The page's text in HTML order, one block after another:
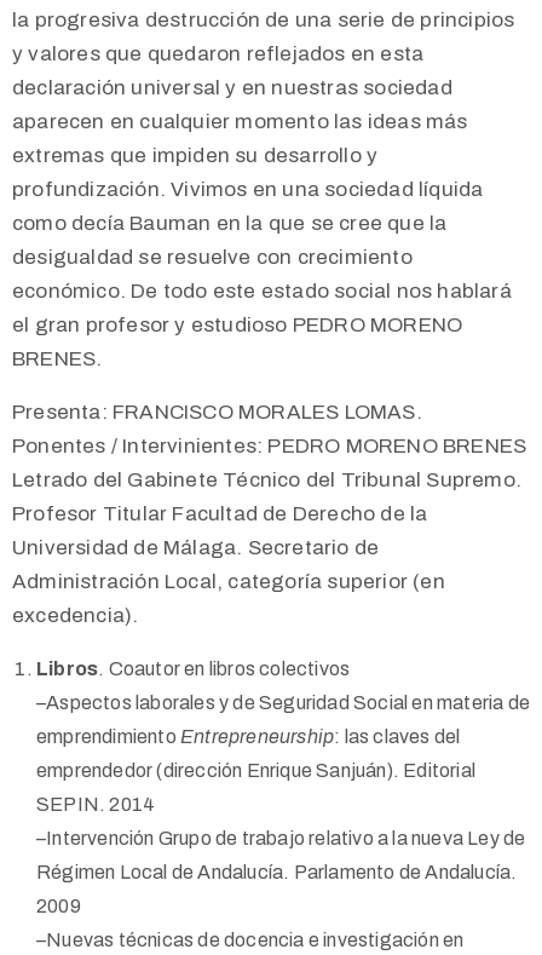
la progresiva destrucción de una serie de principios
y valores que quedaron reflejados en esta
declaración universal y en nuestras sociedad
aparecen en cualquier momento las ideas más
extremas que impiden su desarrollo y
profundización. Vivimos en una sociedad líquida
como decía Bauman en la que se cree que la
desigualdad se resuelve con crecimiento
económico. De todo este estado social nos hablará
el gran profesor y estudioso PEDRO MORENO
BRENES.
Presenta: FRANCISCO MORALES LOMAS.
Ponentes / Intervinientes: PEDRO MORENO BRENES
Letrado del Gabinete Técnico del Tribunal Supremo.
Profesor Titular Facultad de Derecho de la
Universidad de Málaga. Secretario de
Administración Local, categoría superior (en
excedencia).
Libros. Coautor en libros colectivos
–Aspectos laborales y de Seguridad Social en materia de
emprendimiento Entrepreneurship: las claves del
emprendedor (dirección Enrique Sanjuán). Editorial
SEPIN. 2014
–Intervención Grupo de trabajo relativo a la nueva Ley de
Régimen Local de Andalucía. Parlamento de Andalucía.
2009
–Nuevas técnicas de docencia e investigación en